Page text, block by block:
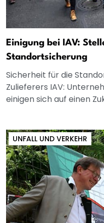
Einigung bei IAV:
Standortsicherung
Sicherheit für die
Zulieferers IAV:
einigen sich auf einen
UNFALL UND VERKEHR